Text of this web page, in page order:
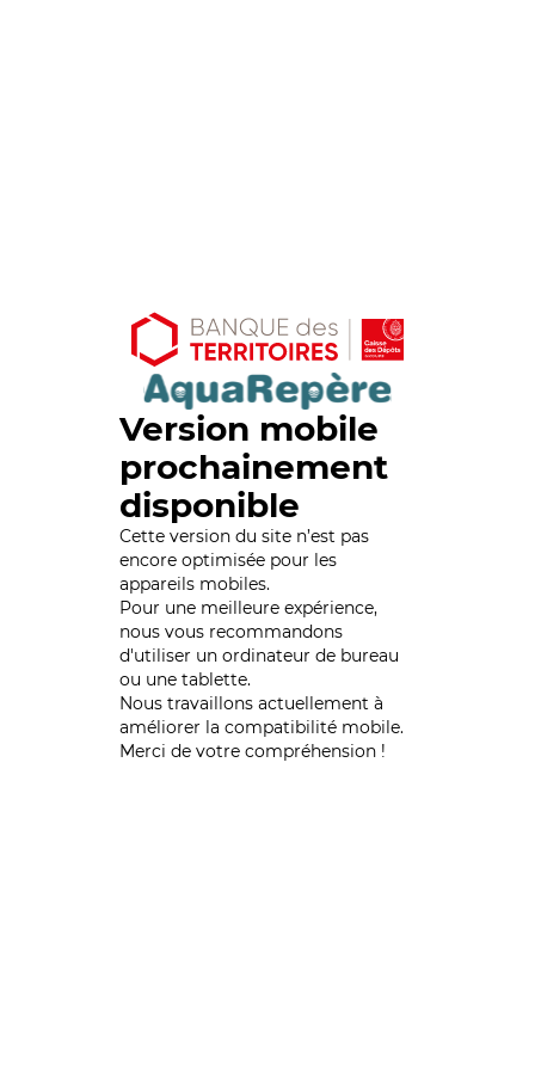
Version mobile
prochainement
disponible
Cette version du site n’est pas
encore optimisée pour les
appareils mobiles.
Pour une meilleure expérience,
nous vous recommandons
d'utiliser un ordinateur de bureau
ou une tablette.
Nous travaillons actuellement à
améliorer la compatibilité mobile.
Merci de votre compréhension !